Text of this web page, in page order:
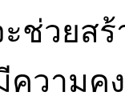
ะช่วยส
มีความ